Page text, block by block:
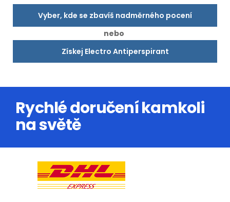
Vyber, kde se zbavíš nadměrného pocení
nebo
Získej Electro Antiperspirant
Rychlé doručení kamkoli
na světě